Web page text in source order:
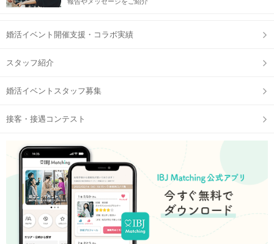
〒870-0035 大分県大分市中央町2丁目7-28 ガレリア竹町ビル2階
婚活イベント開催支援・コラボ実績
スタッフ紹介
婚活イベントスタッフ募集
接客・接遇コンテスト